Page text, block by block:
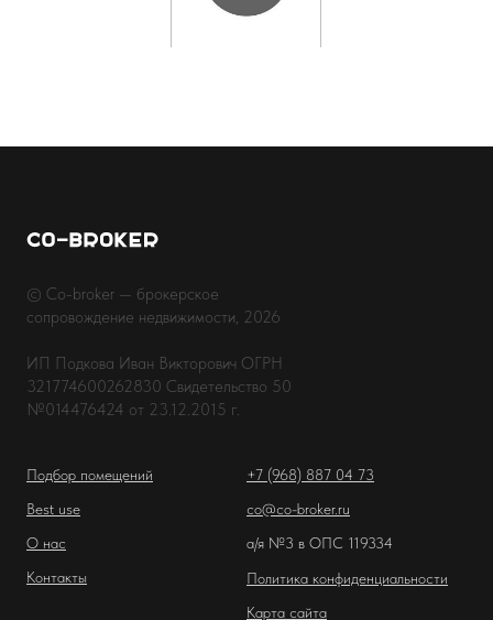
© Co-broker — брокерское
сопровождение недвижимости, 2026
ИП Подкова Иван Викторович ОГРН
321774600262830 Свидетельство 50
№014476424 от 23.12.2015 г.
Подбор помещений
Best use
О нас
Контакты
+7 (968) 887 04 73
co@co-broker.ru
а/я №3 в ОПС 119334
Политика конфиденциальности
Карта сайта